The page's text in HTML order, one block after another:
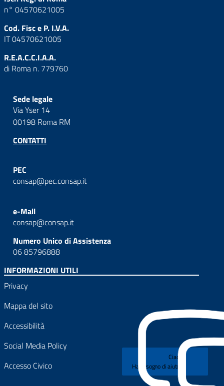
n° 04570621005
Cod. Fisc e P. I.V.A.
IT 04570621005
R.E.A.C.C.I.A.A.
di Roma n. 779760
Sede legale
Via Yser 14
00198 Roma RM
CONTATTI
PEC
consap@pec.consap.it
e-Mail
consap@consap.it
Numero Unico di Assistenza
06 85796888
INFORMAZIONI UTILI
Privacy
Mappa del sito
Accessibilità
Social Media Policy
Accesso Civico
Ciao!
Hai bisogno di aiuto?